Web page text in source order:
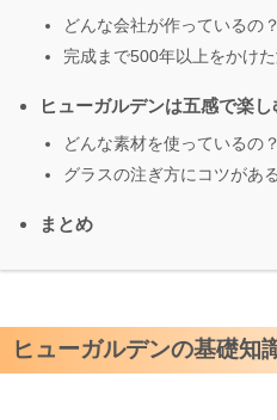
どんな会社が作っているの
完成まで500年以上をかけ
ヒューガルデンは五感で楽
どんな素材を使っているの
グラスの注ぎ方にコツがあ
まとめ
ヒューガルデンの基礎知